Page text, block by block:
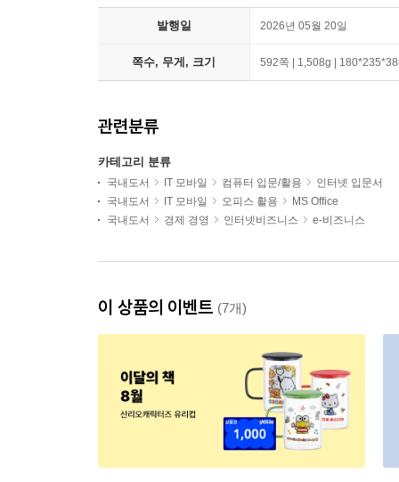
발행일 2026년 05월 20일
쪽수, 무게, 크기 592쪽 | 1,508g |
관련분류
카테고리 분류
국내도서 IT 모바일 컴퓨터 입문/활용
인터넷 입문서
국내도서
IT 모바일 오피스 활용
MS Office
국내도서
경제 경영 인터넷비즈니스 e-비즈니스
이 상품의 이벤트 (7개)